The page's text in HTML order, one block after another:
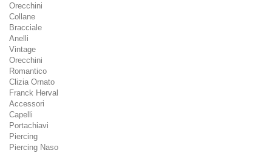
Orecchini
Collane
Bracciale
Anelli
Vintage
Orecchini
Romantico
Clizia Ornato
Franck Herval
Accessori
Capelli
Portachiavi
Piercing
Piercing Naso